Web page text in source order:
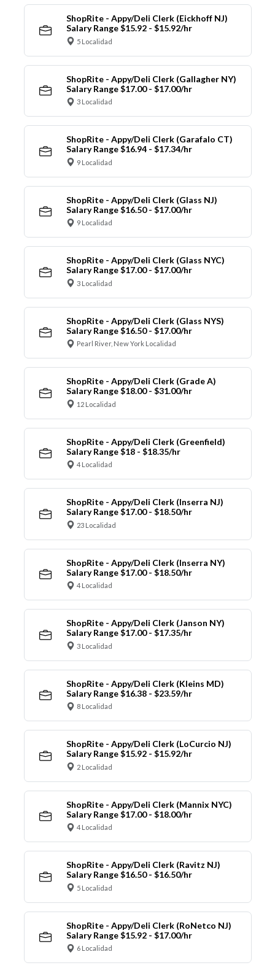
ShopRite - Appy/Deli Clerk (Eickhoff NJ)
Salary Range $15.92 - $15.92/hr
5 Localidad
ShopRite - Appy/Deli Clerk (Gallagher NY)
Salary Range $17.00 - $17.00/hr
3 Localidad
ShopRite - Appy/Deli Clerk (Garafalo CT)
Salary Range $16.94 - $17.34/hr
9 Localidad
ShopRite - Appy/Deli Clerk (Glass NJ)
Salary Range $16.50 - $17.00/hr
9 Localidad
ShopRite - Appy/Deli Clerk (Glass NYC)
Salary Range $17.00 - $17.00/hr
3 Localidad
ShopRite - Appy/Deli Clerk (Glass NYS)
Salary Range $16.50 - $17.00/hr
Pearl River, New York Localidad
ShopRite - Appy/Deli Clerk (Grade A)
Salary Range $18.00 - $31.00/hr
12 Localidad
ShopRite - Appy/Deli Clerk (Greenfield)
Salary Range $18 - $18.35/hr
4 Localidad
ShopRite - Appy/Deli Clerk (Inserra NJ)
Salary Range $17.00 - $18.50/hr
23 Localidad
ShopRite - Appy/Deli Clerk (Inserra NY)
Salary Range $17.00 - $18.50/hr
4 Localidad
ShopRite - Appy/Deli Clerk (Janson NY)
Salary Range $17.00 - $17.35/hr
3 Localidad
ShopRite - Appy/Deli Clerk (Kleins MD)
Salary Range $16.38 - $23.59/hr
8 Localidad
ShopRite - Appy/Deli Clerk (LoCurcio NJ)
Salary Range $15.92 - $15.92/hr
2 Localidad
ShopRite - Appy/Deli Clerk (Mannix NYC)
Salary Range $17.00 - $18.00/hr
4 Localidad
ShopRite - Appy/Deli Clerk (Ravitz NJ)
Salary Range $16.50 - $16.50/hr
5 Localidad
ShopRite - Appy/Deli Clerk (RoNetco NJ)
Salary Range $15.92 - $17.00/hr
6 Localidad